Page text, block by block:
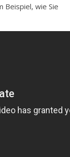
Beispiel, wie Sie